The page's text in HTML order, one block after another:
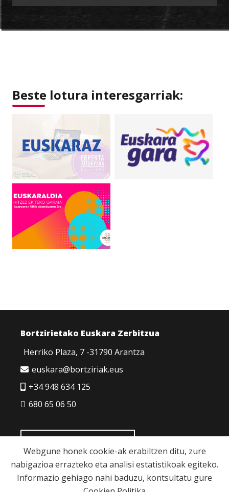
Beste lotura interesgarriak:
Bortzirietako Euskara Zerbitzua
Herriko Plaza, 7 -31790 Arantza
euskara@bortziriak.eus
+34 948 634 125
680 65 06 50
Webgune honek cookie-ak erabiltzen ditu, zure
nabigazioa errazteko eta analisi estatistikoak egiteko.
Informazio gehiago nahi baduzu, kontsultatu gure